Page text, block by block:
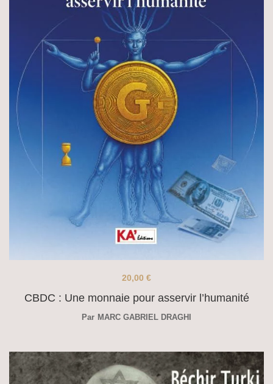
CBDC : Une monnaie pour asservir l’humanité
20,00 €
Par MARC GABRIEL DRAGHI